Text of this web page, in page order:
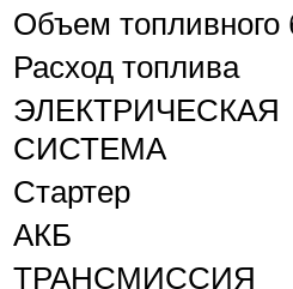
Объем топливного
Расход топлива
ЭЛЕКТРИЧЕСКАЯ
СИСТЕМА
Стартер
АКБ
ТРАНСМИССИЯ